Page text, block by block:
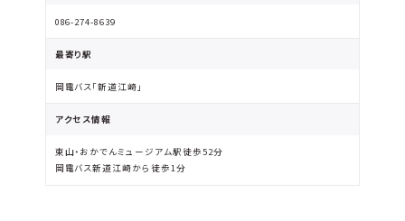
086-274-8639
最寄り駅
岡電バス「新道江崎」
アクセス情報
東山・おかでんミュージアム駅徒歩52分
岡電バス新道江崎から徒歩1分